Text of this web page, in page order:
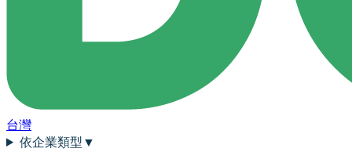
台灣
依企業類型 ▼